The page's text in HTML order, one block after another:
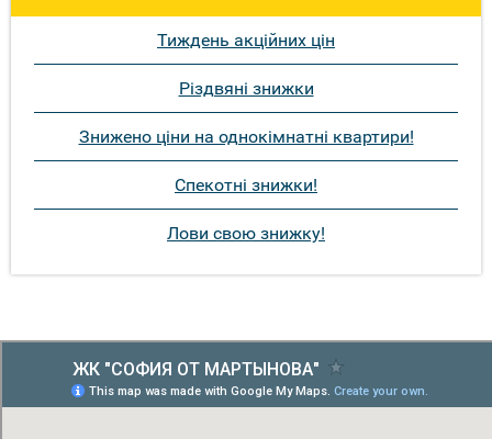
Тиждень акційних цін
Різдвяні знижки
Знижено ціни на однокімнатні квартири!
Спекотні знижки!
Лови свою знижку!